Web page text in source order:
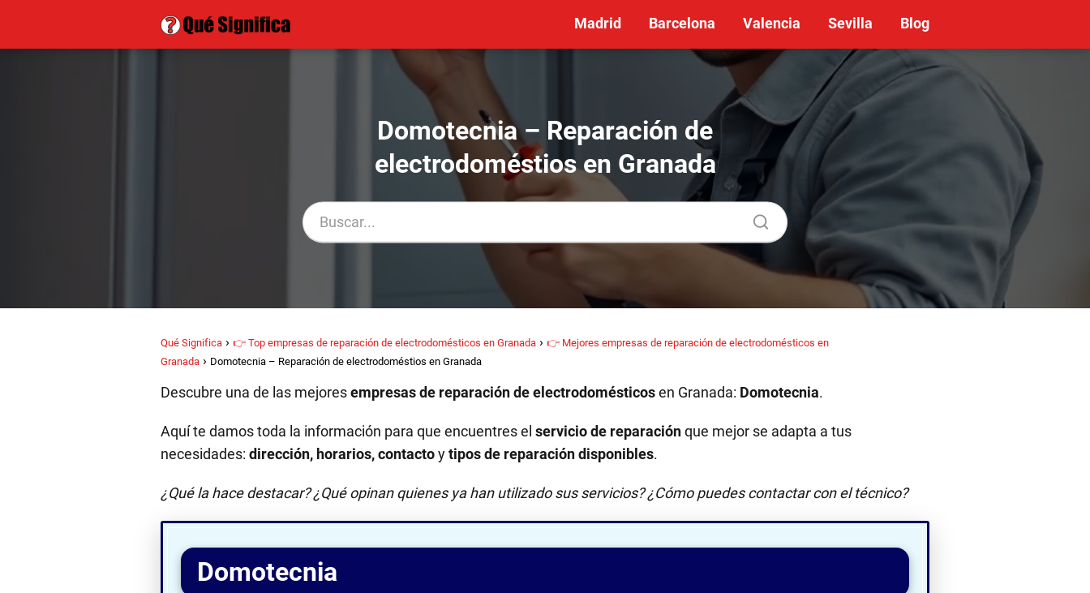
Madrid Barcelona Valencia Sevilla Blog
Domotecnia – Reparación de
electrodoméstios en Granada
Qué Significa 👉 Top empresas de reparación de electrodomésticos en Granada
👉 Mejores empresas de reparación de electrodomésticos en
Granada
Domotecnia – Reparación de electrodoméstios en Granada
Descubre una de las mejoresempresas de reparación de electrodomésticosen Granada: Domotecnia.
Aquí te damos toda la información para que encuentres el servicio de reparaciónque mejor se adapta a tus
necesidades: dirección, horarios, contactoytipos de reparación disponibles.
¿Qué la hace destacar? ¿Qué opinan quienes ya han utilizado sus servicios? ¿Cómo puedes contactar con el técnico?
Domotecnia